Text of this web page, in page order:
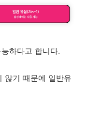
하다고 합니다.
않기 때문에 일반유